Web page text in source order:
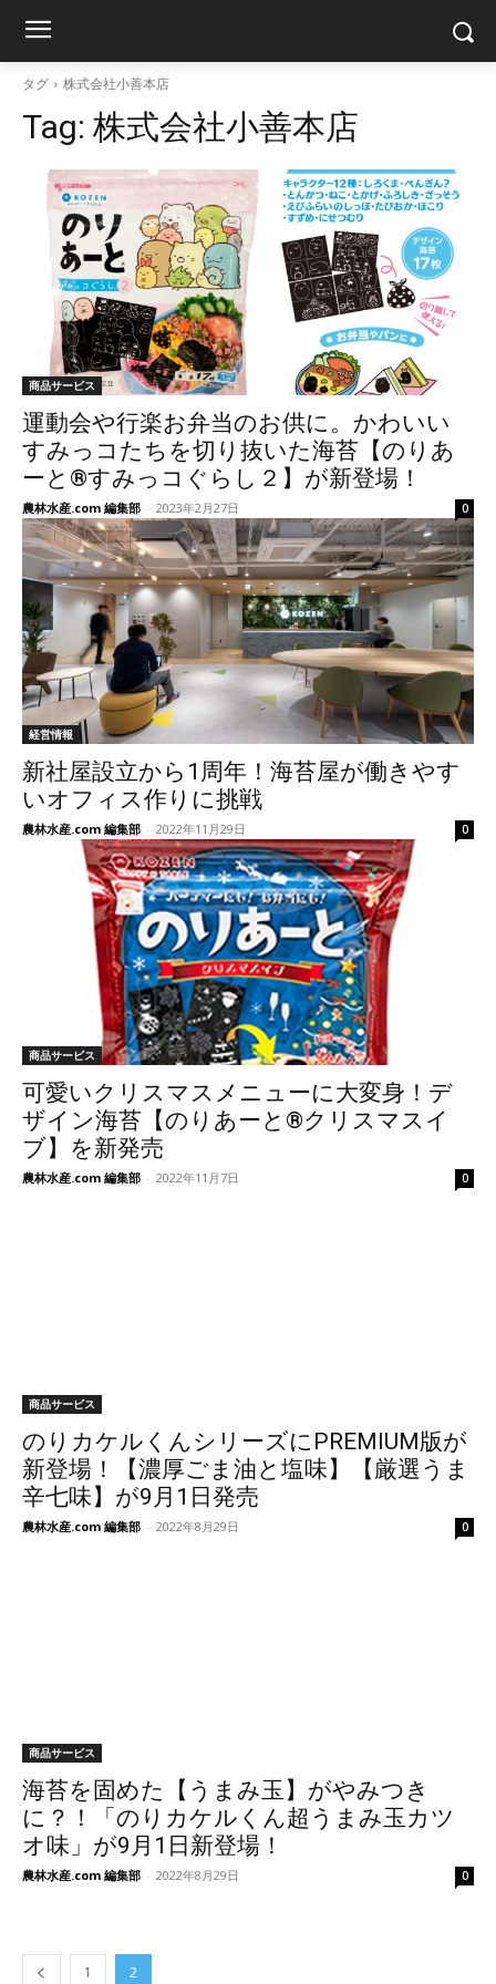
タグ 株式会社小善本店
Tag: 株式会社小善本店
商品サービス
運動会や行楽お弁当のお供に。かわいい
すみっコたちを切り抜いた海苔【のりあ
ーと®すみっコぐらし２】が新登場！
農林水産.com 編集部 - 2023年2月27日 0
経営情報
新社屋設立から1周年！海苔屋が働きやす
いオフィス作りに挑戦
農林水産.com 編集部 - 2022年11月29日 0
商品サービス
可愛いクリスマスメニューに大変身！デ
ザイン海苔【のりあーと®クリスマスイ
ブ】を新発売
農林水産.com 編集部 - 2022年11月7日 0
商品サービス
のりカケルくんシリーズにPREMIUM版が
新登場！【濃厚ごま油と塩味】【厳選うま
辛七味】が9月1日発売
農林水産.com 編集部 - 2022年8月29日 0
商品サービス
海苔を固めた【うまみ玉】がやみつき
に？！「のりカケルくん超うまみ玉カツ
オ味」が9月1日新登場！
農林水産.com 編集部 - 2022年8月29日 0
1 2